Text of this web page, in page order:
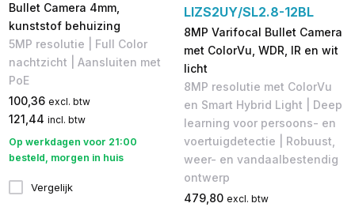
Bullet Camera 4mm,
kunststof behuizing
5MP resolutie | Full Color
nachtzicht | Aansluiten met
PoE
100,36 excl. btw
121,44 incl. btw
Op werkdagen voor 21:00
besteld, morgen in huis
Vergelijk
LIZS2UY/SL2.8-12BL
8MP Varifocal Bullet Camera
met ColorVu, WDR, IR en wit
licht
8MP resolutie met ColorVu
en Smart Hybrid Light | Deep
learning voor persoons- en
voertuigdetectie | Robuust,
weer- en vandaalbestendig
ontwerp
479,80 excl. btw